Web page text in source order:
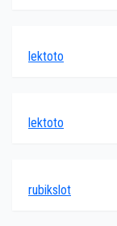
lektoto
lektoto
rubikslot